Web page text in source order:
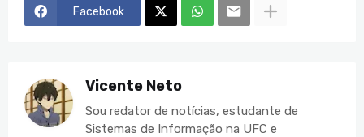
Facebook
Vicente Neto
Sou redator de notícias, estudante de
Sistemas de Informação na UFC e